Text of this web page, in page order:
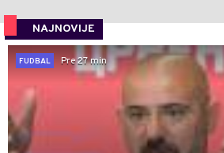
NAJNOVIJE
FUDBAL
Pre 27 min